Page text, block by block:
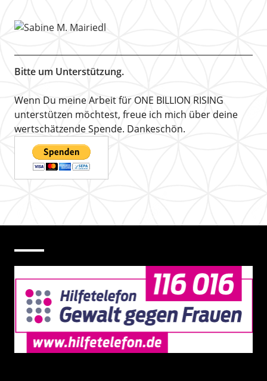
Bitte um Unterstützung.
Wenn Du meine Arbeit für ONE BILLION RISING
unterstützen möchtest, freue ich mich über deine
wertschätzende Spende. Dankeschön.